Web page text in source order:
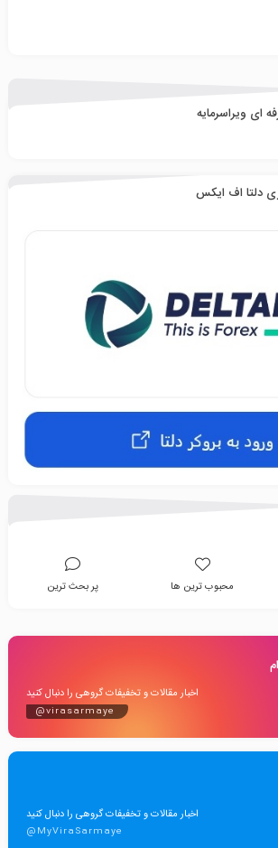
ای ویراسرمایه
دلتا اف ایکس
محبوب ترین ها پر بحث ترین
اخبار مقالات و تخفیفات گروهی را دنبال کنید
@virasarmaye
اخبار مقالات و تخفیفات گروهی را دنبال کنید
@MyViraSarmaye